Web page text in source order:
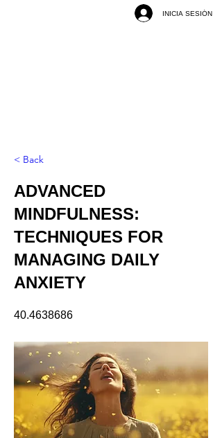
INICIA SESIÓN
< Back
ADVANCED
MINDFULNESS:
TECHNIQUES FOR
MANAGING DAILY
ANXIETY
40.4638686